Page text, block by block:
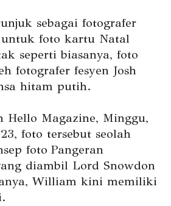
sebagai fotografer
foto kartu Natal
seperti biasanya, foto
fotografer fesyen Josh
hitam putih.
Hello Magazine, Minggu,
foto tersebut seolah
foto Pangeran
diambil Lord Snowdon
William kini memiliki